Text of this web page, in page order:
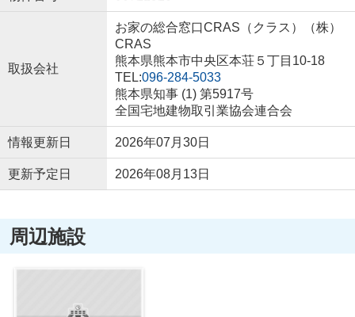
取扱会社
お家の総合窓口CRAS（クラス）（株）
CRAS
熊本県熊本市中央区本荘５丁目10-18
TEL:096-284-5033
熊本県知事 (1) 第5917号
全国宅地建物取引業協会連合会
情報更新日 2026年07月30日
更新予定日 2026年08月13日
周辺施設